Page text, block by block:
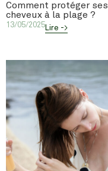
Comment protéger ses
cheveux à la plage ?
13/05/2025Lire ->